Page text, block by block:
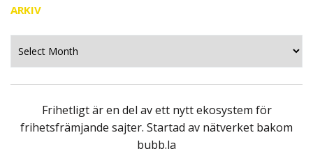
ARKIV
Frihetligt är en del av ett nytt ekosystem för
frihetsfrämjande sajter. Startad av nätverket bakom
bubb.la